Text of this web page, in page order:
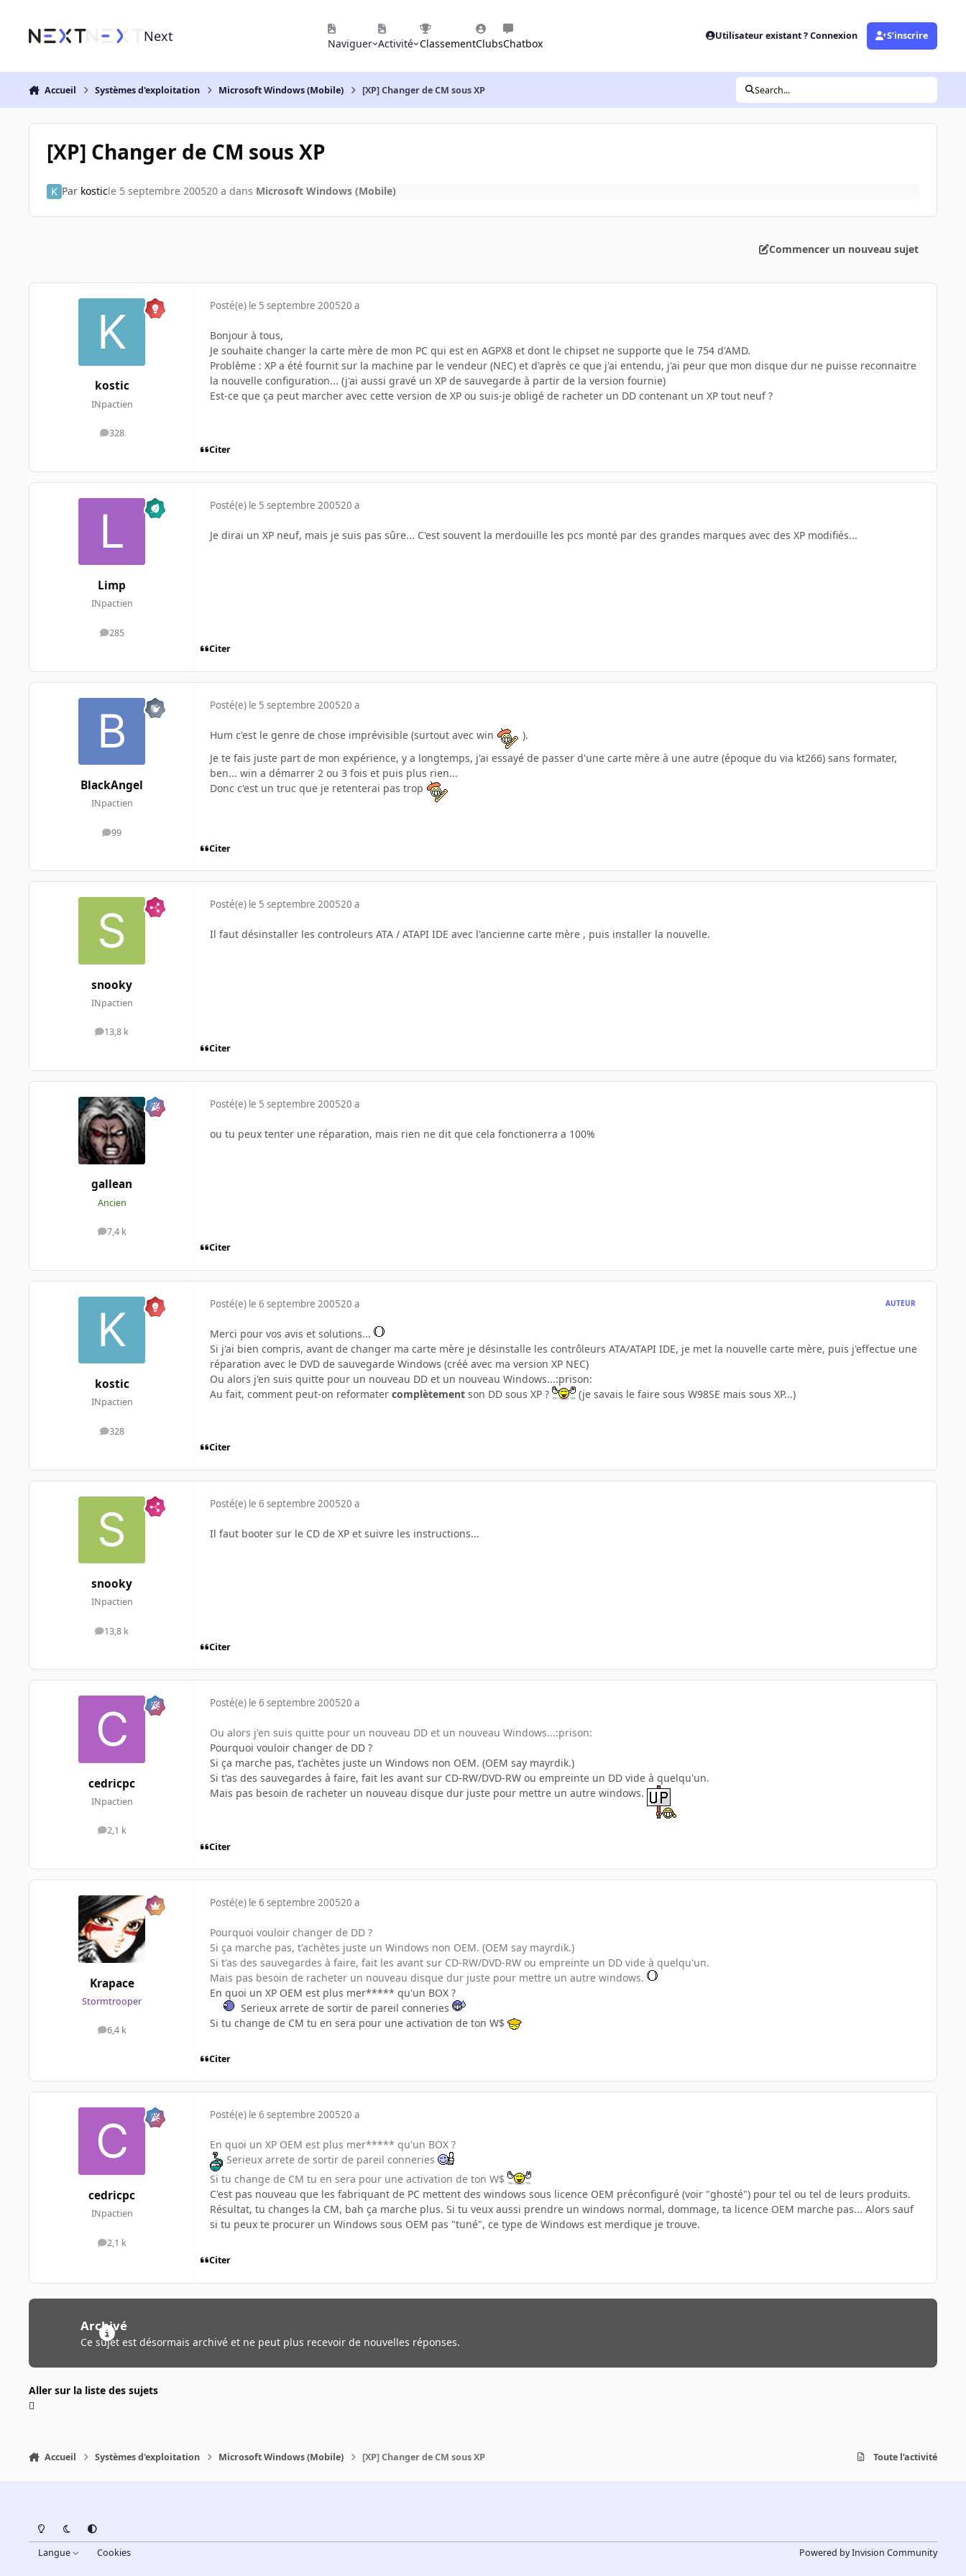
Next Naviguer Activité ClassementClubsChatbox
Utilisateur existant ? Connexion S’inscrire
Accueil Systèmes d'exploitation Microsoft Windows (Mobile) [XP] Changer de CM sous XP Search...
[XP] Changer de CM sous XP
Par kosticle 5 septembre 200520 a dans Microsoft Windows (Mobile)
Commencer un nouveau sujet
kostic
INpactien
328
messages
Posté(e) le 5 septembre 200520 a
Bonjour à tous,
Je souhaite changer la carte mère de mon PC qui est en AGPX8 et dont le chipset ne supporte que le 754 d'AMD.
Problème : XP a été fournit sur la machine par le vendeur (NEC) et d'après ce que j'ai entendu, j'ai peur que mon disque dur ne puisse reconnaitre
la nouvelle configuration... (j'ai aussi gravé un XP de sauvegarde à partir de la version fournie)
Est-ce que ça peut marcher avec cette version de XP ou suis-je obligé de racheter un DD contenant un XP tout neuf ?
Citer
Limp
INpactien
285
messages
Posté(e) le 5 septembre 200520 a
Je dirai un XP neuf, mais je suis pas sûre... C'est souvent la merdouille les pcs monté par des grandes marques avec des XP modifiés...
Citer
BlackAngel
INpactien
99
messages
Posté(e) le 5 septembre 200520 a
Hum c'est le genre de chose imprévisible (surtout avec win
).
Je te fais juste part de mon expérience, y a longtemps, j'ai essayé de passer d'une carte mère à une autre (époque du via kt266) sans formater,
ben... win a démarrer 2 ou 3 fois et puis plus rien...
Donc c'est un truc que je retenterai pas trop
Citer
snooky
INpactien
13,8 k
messages
Posté(e) le 5 septembre 200520 a
Il faut désinstaller les controleurs ATA / ATAPI IDE avec l'ancienne carte mère , puis installer la nouvelle.
Citer
gallean
Ancien
7,4 k
messages
Posté(e) le 5 septembre 200520 a
ou tu peux tenter une réparation, mais rien ne dit que cela fonctionerra a 100%
Citer
kostic
INpactien
328
messages
Posté(e) le 6 septembre 200520 a AUTEUR
Merci pour vos avis et solutions...
Si j'ai bien compris, avant de changer ma carte mère je désinstalle les contrôleurs ATA/ATAPI IDE, je met la nouvelle carte mère, puis j'effectue une
réparation avec le DVD de sauvegarde Windows (créé avec ma version XP NEC)
Ou alors j'en suis quitte pour un nouveau DD et un nouveau Windows...:prison:
Au fait, comment peut-on reformater complètement son DD sous XP ? (je savais le faire sous W98SE mais sous XP...)
Citer
snooky
INpactien
13,8 k
messages
Posté(e) le 6 septembre 200520 a
Il faut booter sur le CD de XP et suivre les instructions...
Citer
cedricpc
INpactien
2,1 k
messages
Posté(e) le 6 septembre 200520 a
Ou alors j'en suis quitte pour un nouveau DD et un nouveau Windows...:prison:
Pourquoi vouloir changer de DD ?
Si ça marche pas, t'achètes juste un Windows non OEM. (OEM say mayrdik.)
Si t'as des sauvegardes à faire, fait les avant sur CD-RW/DVD-RW ou empreinte un DD vide à quelqu'un.
Mais pas besoin de racheter un nouveau disque dur juste pour mettre un autre windows.
Citer
Krapace
Stormtrooper
6,4 k
messages
Posté(e) le 6 septembre 200520 a
Pourquoi vouloir changer de DD ?
Si ça marche pas, t'achètes juste un Windows non OEM. (OEM say mayrdik.)
Si t'as des sauvegardes à faire, fait les avant sur CD-RW/DVD-RW ou empreinte un DD vide à quelqu'un.
Mais pas besoin de racheter un nouveau disque dur juste pour mettre un autre windows.
En quoi un XP OEM est plus mer***** qu'un BOX ?
Serieux arrete de sortir de pareil conneries
Si tu change de CM tu en sera pour une activation de ton W$
Citer
cedricpc
INpactien
2,1 k
messages
Posté(e) le 6 septembre 200520 a
En quoi un XP OEM est plus mer***** qu'un BOX ?
Serieux arrete de sortir de pareil conneries
Si tu change de CM tu en sera pour une activation de ton W$
C'est pas nouveau que les fabriquant de PC mettent des windows sous licence OEM préconfiguré (voir "ghosté") pour tel ou tel de leurs produits.
Résultat, tu changes la CM, bah ça marche plus. Si tu veux aussi prendre un windows normal, dommage, ta licence OEM marche pas... Alors sauf
si tu peux te procurer un Windows sous OEM pas "tuné", ce type de Windows est merdique je trouve.
Citer
Archivé
Ce sujet est désormais archivé et ne peut plus recevoir de nouvelles réponses.
Aller sur la liste des sujets
Accueil Systèmes d'exploitation Microsoft Windows (Mobile) [XP] Changer de CM sous XP Toute l’activité
Light ModeDark ModeSystem Preference
Langue Cookies Powered byInvision Community